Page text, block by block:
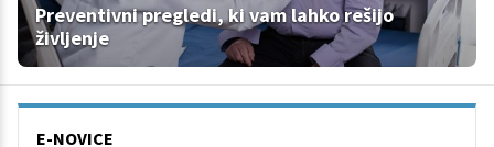
Preventivni pregledi, ki vam lahko rešijo
življenje
E-NOVICE